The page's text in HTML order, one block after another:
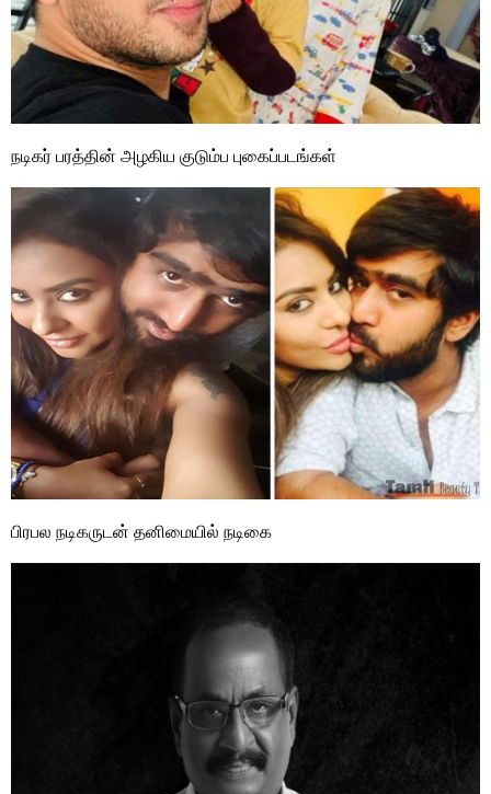
நடிகர் பரத்தின் அழகிய குடும்ப புகைப்படங்கள்
பிரபல நடிகருடன் தனிமையில் நடிகை